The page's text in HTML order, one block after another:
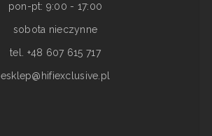
pon-pt: 9:00 - 17:00
sobota nieczynne
tel. +48 607 615 717
esklep@hifiexclusive.pl